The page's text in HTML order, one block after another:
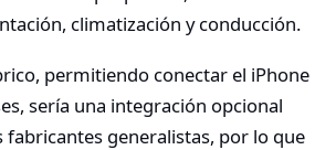
climatización y conducción.
permitiendo conectar el iPhone
sería una integración opcional
generalistas, por lo que